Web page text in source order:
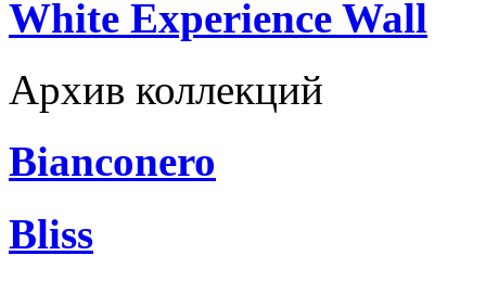
White Experience Wall
Архив коллекций
Bianconero
Bliss